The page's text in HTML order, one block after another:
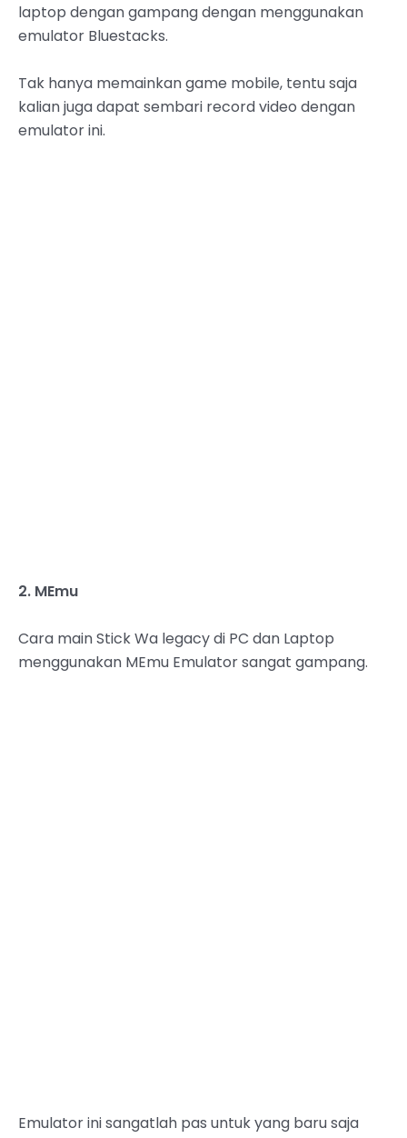
laptop dengan gampang dengan menggunakan
emulator Bluestacks.
Tak hanya memainkan game mobile, tentu saja
kalian juga dapat sembari record video dengan
emulator ini.
2. MEmu
Cara main Stick Wa legacy di PC dan Laptop
menggunakan MEmu Emulator sangat gampang.
Emulator ini sangatlah pas untuk yang baru saja